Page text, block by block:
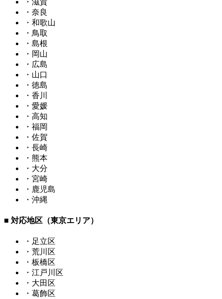
・奈良
・和歌山
・鳥取
・島根
・岡山
・広島
・山口
・徳島
・香川
・愛媛
・高知
・福岡
・佐賀
・長崎
・熊本
・大分
・宮崎
・鹿児島
・沖縄
■ 対応地区（東京エリア）
・足立区
・荒川区
・板橋区
・江戸川区
・大田区
・葛飾区